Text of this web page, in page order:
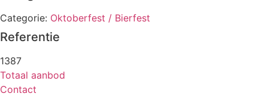
Categorie: Oktoberfest / Bierfest
Referentie
1387
Totaal aanbod
Contact